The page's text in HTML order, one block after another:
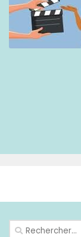
Rechercher :